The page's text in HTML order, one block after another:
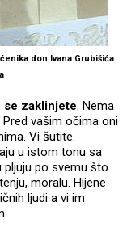
don Ivana Grubišića
se zaklinjete. Nema
vašim očima oni
Vi šutite.
u istom tonu sa
po svemu što
moralu. Hijene
ljudi a vi im